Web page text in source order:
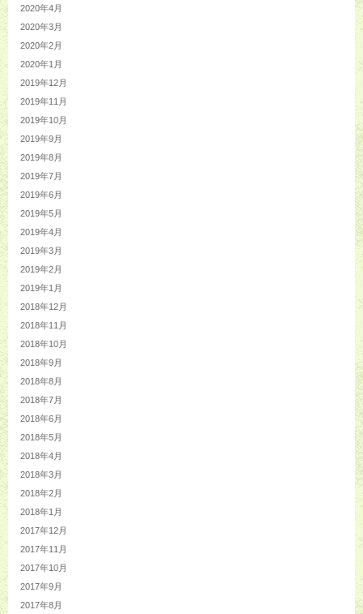
2020年4月
2020年3月
2020年2月
2020年1月
2019年12月
2019年11月
2019年10月
2019年9月
2019年8月
2019年7月
2019年6月
2019年5月
2019年4月
2019年3月
2019年2月
2019年1月
2018年12月
2018年11月
2018年10月
2018年9月
2018年8月
2018年7月
2018年6月
2018年5月
2018年4月
2018年3月
2018年2月
2018年1月
2017年12月
2017年11月
2017年10月
2017年9月
2017年8月